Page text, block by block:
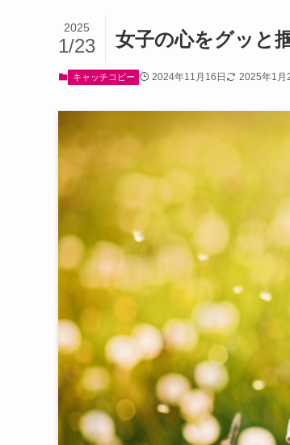
女子の心をグッと
2025
1/23
キャッチコピー 2024年11月16日 2025年1月